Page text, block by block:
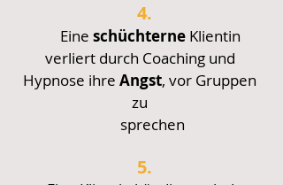
4.
Eine schüchterne Klientin
verliert durch Coaching und
Hypnose ihre Angst, vor Gruppen
zu
sprechen
5.